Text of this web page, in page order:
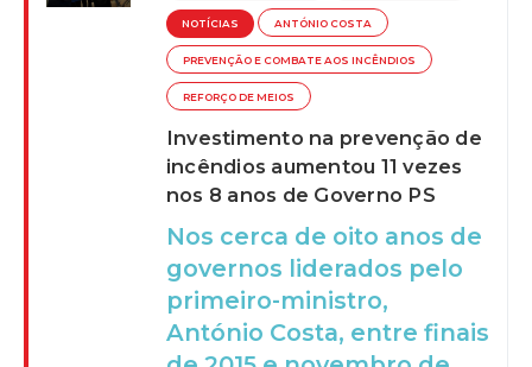
NOTÍCIAS ANTÓNIO COSTA
PREVENÇÃO E COMBATE AOS INCÊNDIOS
REFORÇO DE MEIOS
Investimento na prevenção de
incêndios aumentou 11 vezes
nos 8 anos de Governo PS
Nos cerca de oito anos de
governos liderados pelo
primeiro-ministro,
António Costa, entre finais